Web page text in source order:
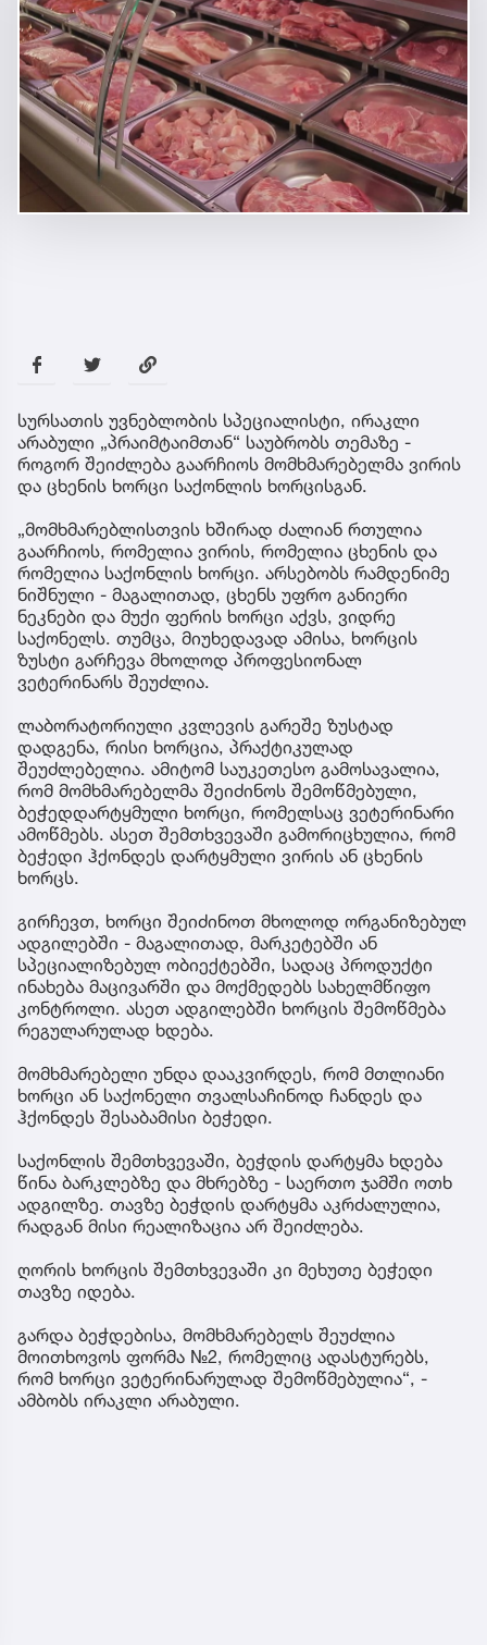
სურსათის უვნებლობის სპეციალისტი, ირაკლი
არაბული „პრაიმტაიმთან“ საუბრობს თემაზე -
როგორ შეიძლება გაარჩიოს მომხმარებელმა ვირის
და ცხენის ხორცი საქონლის ხორცისგან.
„მომხმარებლისთვის ხშირად ძალიან რთულია
გაარჩიოს, რომელია ვირის, რომელია ცხენის და
რომელია საქონლის ხორცი. არსებობს რამდენიმე
ნიშნული - მაგალითად, ცხენს უფრო განიერი
ნეკნები და მუქი ფერის ხორცი აქვს, ვიდრე
საქონელს. თუმცა, მიუხედავად ამისა, ხორცის
ზუსტი გარჩევა მხოლოდ პროფესიონალ
ვეტერინარს შეუძლია.
ლაბორატორიული კვლევის გარეშე ზუსტად
დადგენა, რისი ხორცია, პრაქტიკულად
შეუძლებელია. ამიტომ საუკეთესო გამოსავალია,
რომ მომხმარებელმა შეიძინოს შემოწმებული,
ბეჭედდარტყმული ხორცი, რომელსაც ვეტერინარი
ამოწმებს. ასეთ შემთხვევაში გამორიცხულია, რომ
ბეჭედი ჰქონდეს დარტყმული ვირის ან ცხენის
ხორცს.
გირჩევთ, ხორცი შეიძინოთ მხოლოდ ორგანიზებულ
ადგილებში - მაგალითად, მარკეტებში ან
სპეციალიზებულ ობიექტებში, სადაც პროდუქტი
ინახება მაცივარში და მოქმედებს სახელმწიფო
კონტროლი. ასეთ ადგილებში ხორცის შემოწმება
რეგულარულად ხდება.
მომხმარებელი უნდა დააკვირდეს, რომ მთლიანი
ხორცი ან საქონელი თვალსაჩინოდ ჩანდეს და
ჰქონდეს შესაბამისი ბეჭედი.
საქონლის შემთხვევაში, ბეჭდის დარტყმა ხდება
წინა ბარკლებზე და მხრებზე - საერთო ჯამში ოთხ
ადგილზე. თავზე ბეჭდის დარტყმა აკრძალულია,
რადგან მისი რეალიზაცია არ შეიძლება.
ღორის ხორცის შემთხვევაში კი მეხუთე ბეჭედი
თავზე იდება.
გარდა ბეჭდებისა, მომხმარებელს შეუძლია
მოითხოვოს ფორმა №2, რომელიც ადასტურებს,
რომ ხორცი ვეტერინარულად შემოწმებულია“, -
ამბობს ირაკლი არაბული.